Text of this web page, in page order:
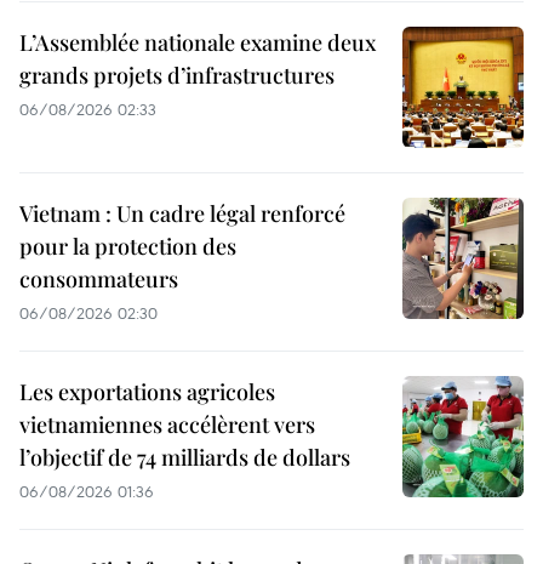
L’Assemblée nationale examine deux
grands projets d’infrastructures
06/08/2026 02:33
Vietnam : Un cadre légal renforcé
pour la protection des
consommateurs
06/08/2026 02:30
Les exportations agricoles
vietnamiennes accélèrent vers
l’objectif de 74 milliards de dollars
06/08/2026 01:36